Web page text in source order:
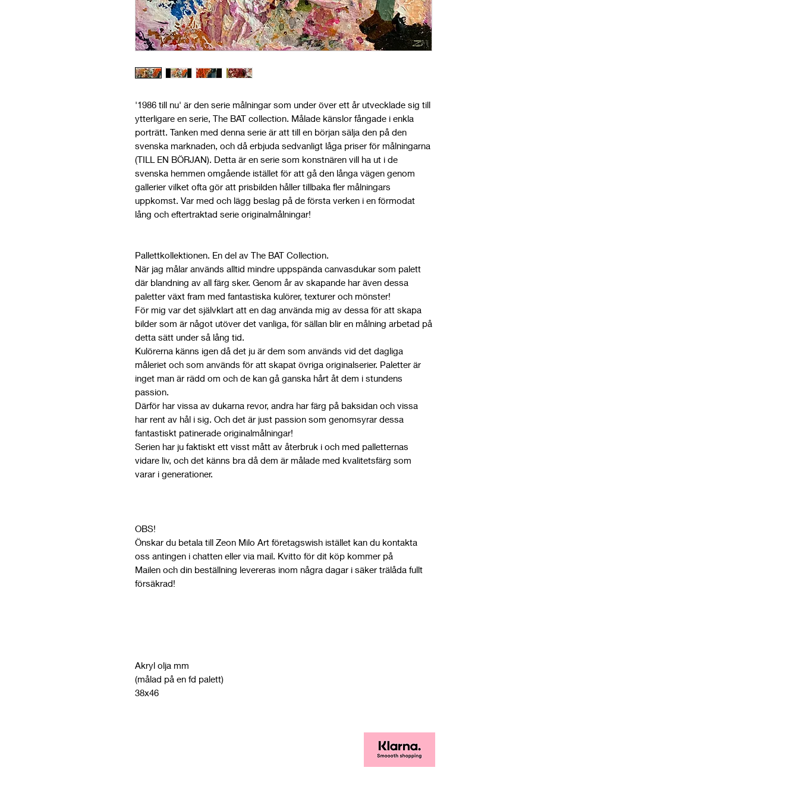
'1986 till nu' är den serie målningar som under över ett år utvecklade sig till
ytterligare en serie, The BAT collection. Målade känslor fångade i enkla
porträtt. Tanken med denna serie är att till en början sälja den på den
svenska marknaden, och då erbjuda sedvanligt låga priser för målningarna
(TILL EN BÖRJAN). Detta är en serie som konstnären vill ha ut i de
svenska hemmen omgående istället för att gå den långa vägen genom
gallerier vilket ofta gör att prisbilden håller tillbaka fler målningars
uppkomst. Var med och lägg beslag på de första verken i en förmodat
lång och eftertraktad serie originalmålningar!
Pallettkollektionen. En del av The BAT Collection.
När jag målar används alltid mindre uppspända canvasdukar som palett
där blandning av all färg sker. Genom år av skapande har även dessa
paletter växt fram med fantastiska kulörer, texturer och mönster!
För mig var det självklart att en dag använda mig av dessa för att skapa
bilder som är något utöver det vanliga, för sällan blir en målning arbetad på
detta sätt under så lång tid.
Kulörerna känns igen då det ju är dem som används vid det dagliga
måleriet och som används för att skapat övriga originalserier. Paletter är
inget man är rädd om och de kan gå ganska hårt åt dem i stundens
passion.
Därför har vissa av dukarna revor, andra har färg på baksidan och vissa
har rent av hål i sig. Och det är just passion som genomsyrar dessa
fantastiskt patinerade originalmålningar!
Serien har ju faktiskt ett visst mått av återbruk i och med palletternas
vidare liv, och det känns bra då dem är målade med kvalitetsfärg som
varar i generationer.
OBS!
Önskar du betala till Zeon Milo Art företagswish istället kan du kontakta
oss antingen i chatten eller via mail. Kvitto för dit köp kommer på
Mailen och din beställning levereras inom några dagar i säker trälåda fullt
försäkrad!
Akryl olja mm
(målad på en fd palett)
38x46